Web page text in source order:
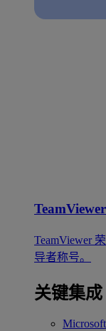
TeamViewer
导者称号。
关键集成